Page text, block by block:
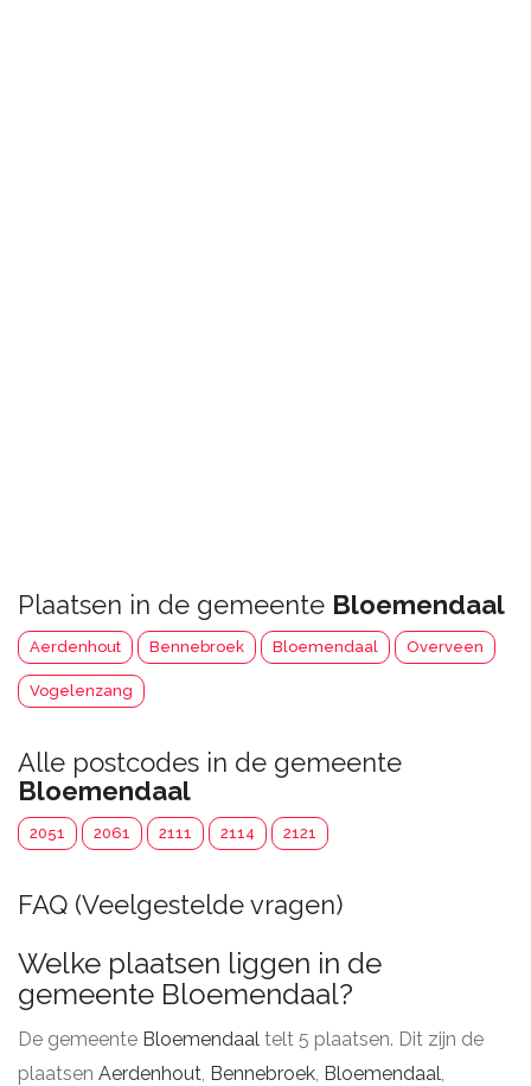
Plaatsen in de gemeente Bloemendaal
Aerdenhout Bennebroek Bloemendaal Overveen
Vogelenzang
Alle postcodes in de gemeente
Bloemendaal
2051 2061 2111 2114 2121
FAQ (Veelgestelde vragen)
Welke plaatsen liggen in de
gemeente Bloemendaal?
De gemeente Bloemendaal telt 5 plaatsen. Dit zijn de
plaatsen Aerdenhout, Bennebroek, Bloemendaal,